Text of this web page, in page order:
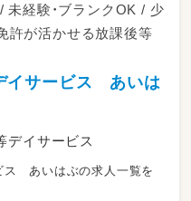
経験・ブランクOK / 少
許が活かせる放課後等
イサービス あいは
デイサービス
ス あいはぶの求人一覧を